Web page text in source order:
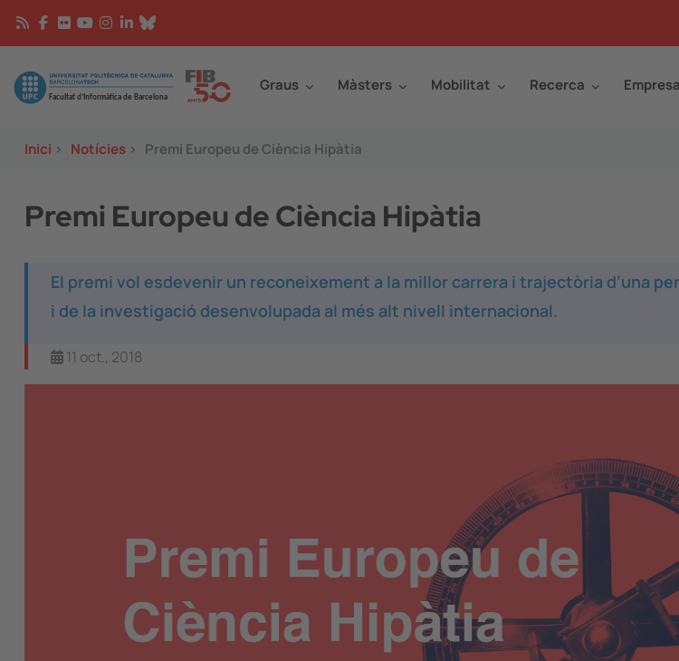
Vés al contingut
Image Graus Màsters Mobilitat Recerca Empresa
Inici > Notícies > Premi Europeu de Ciència Hipàtia
Premi Europeu de Ciència Hipàtia
El premi vol esdevenir un reconeixement a la millor carrera i trajectòria d’una
i de la investigació desenvolupada al més alt nivell internacional.
11 oct., 2018